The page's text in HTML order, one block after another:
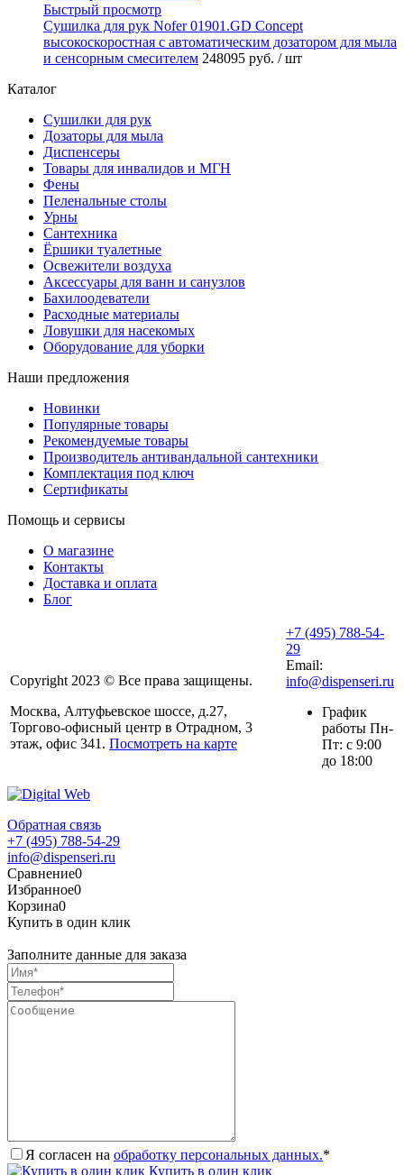
Быстрый просмотр
Сушилка для рук Nofer 01901.GD Concept
высокоскоростная с автоматическим дозатором для мыла
и сенсорным смесителем 248095 руб. / шт
Каталог
Сушилки для рук
Дозаторы для мыла
Диспенсеры
Товары для инвалидов и МГН
Фены
Пеленальные столы
Урны
Сантехника
Ёршики туалетные
Освежители воздуха
Аксессуары для ванн и санузлов
Бахилоодеватели
Расходные материалы
Ловушки для насекомых
Оборудование для уборки
Наши предложения
Новинки
Популярные товары
Рекомендуемые товары
Производитель антивандальной сантехники
Комплектация под ключ
Сертификаты
Помощь и сервисы
О магазине
Контакты
Доставка и оплата
Блог
Copyright 2023 © Все права защищены.
Москва, Алтуфьевское шоссе, д.27,
Торгово-офисный центр в Отрадном, 3
этаж, офис 341. Посмотреть на карте
+7 (495) 788-54-
29
Email:
info@dispenseri.ru
График
работы Пн-
Пт: с 9:00
до 18:00
Обратная связь
+7 (495) 788-54-29
info@dispenseri.ru
Сравнение0
Избранное0
Корзина0
Купить в один клик
Заполните данные для заказа
Я согласен на обработку персональных данных.*
Купить в один клик